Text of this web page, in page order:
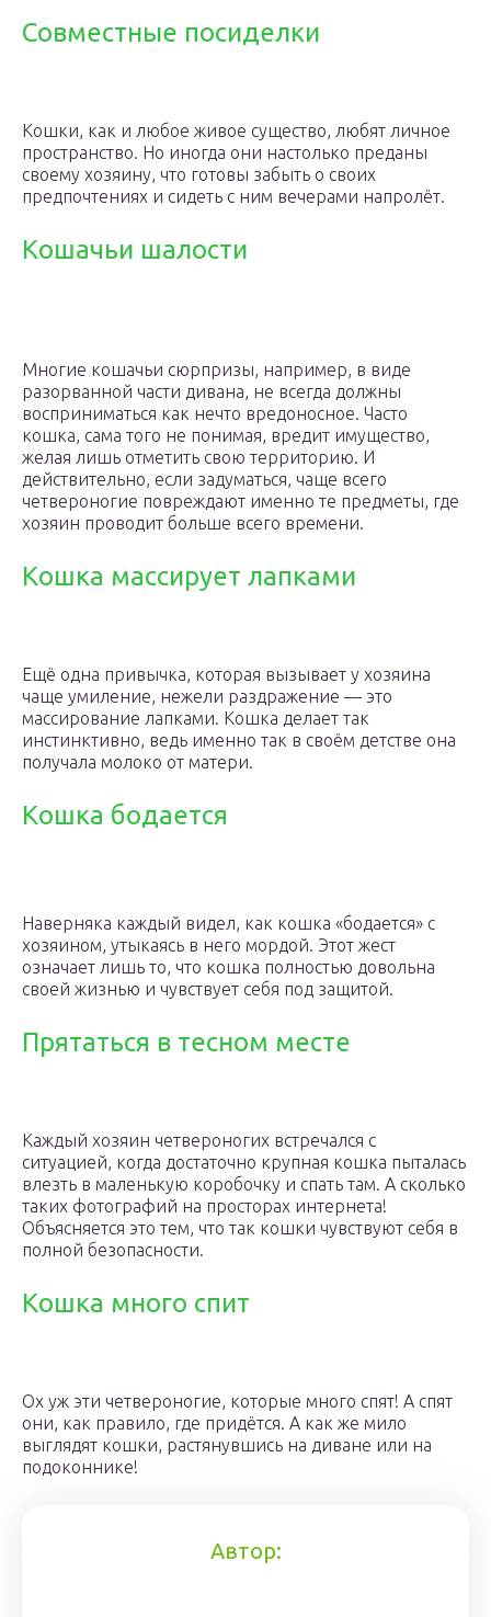
Совместные посиделки
Кошки, как и любое живое существо, любят личное
пространство. Но иногда они настолько преданы
своему хозяину, что готовы забыть о своих
предпочтениях и сидеть с ним вечерами напролёт.
Кошачьи шалости
Многие кошачьи сюрпризы, например, в виде
разорванной части дивана, не всегда должны
восприниматься как нечто вредоносное. Часто
кошка, сама того не понимая, вредит имущество,
желая лишь отметить свою территорию. И
действительно, если задуматься, чаще всего
четвероногие повреждают именно те предметы, где
хозяин проводит больше всего времени.
Кошка массирует лапками
Ещё одна привычка, которая вызывает у хозяина
чаще умиление, нежели раздражение — это
массирование лапками. Кошка делает так
инстинктивно, ведь именно так в своём детстве она
получала молоко от матери.
Кошка бодается
Наверняка каждый видел, как кошка «бодается» с
хозяином, утыкаясь в него мордой. Этот жест
означает лишь то, что кошка полностью довольна
своей жизнью и чувствует себя под защитой.
Прятаться в тесном месте
Каждый хозяин четвероногих встречался с
ситуацией, когда достаточно крупная кошка пыталась
влезть в маленькую коробочку и спать там. А сколько
таких фотографий на просторах интернета!
Объясняется это тем, что так кошки чувствуют себя в
полной безопасности.
Кошка много спит
Ох уж эти четвероногие, которые много спят! А спят
они, как правило, где придётся. А как же мило
выглядят кошки, растянувшись на диване или на
подоконнике!
Автор: